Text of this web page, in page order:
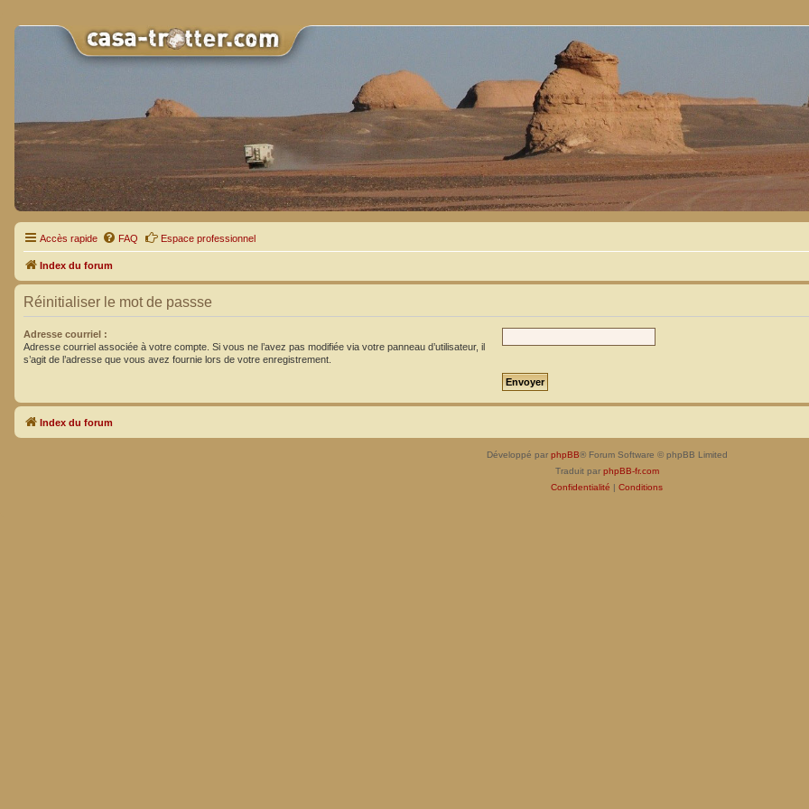
Accès rapide FAQ Espace professionnel
Index du forum
Réinitialiser le mot de passse
Adresse courriel :
Adresse courriel associée à votre compte. Si vous ne l’avez pas modifiée via votre panneau d’utilisateur, il
s’agit de l’adresse que vous avez fournie lors de votre enregistrement.
Index du forum
Développé par phpBB® Forum Software © phpBB Limited
Traduit par phpBB-fr.com
Confidentialité | Conditions